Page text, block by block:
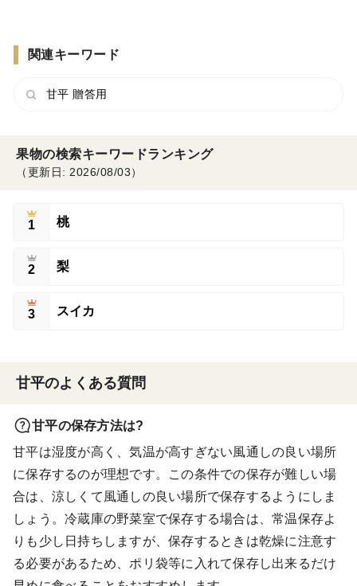
関連キーワード
甘平 贈答用
果物の検索キーワードランキング
（更新日: 2026/08/03）
1 桃
2 梨
3 スイカ
甘平のよくある質問
甘平の保存方法は?
甘平は湿度が高く、気温が高すぎない風通しの良い場所
に保存するのが理想です。この条件での保存が難しい場
合は、涼しくて風通しの良い場所で保存するようにしま
しょう。冷蔵庫の野菜室で保存する場合は、常温保存よ
りも少し日持ちしますが、保存するときは乾燥に注意す
る必要があるため、ポリ袋等に入れて保存し出来るだけ